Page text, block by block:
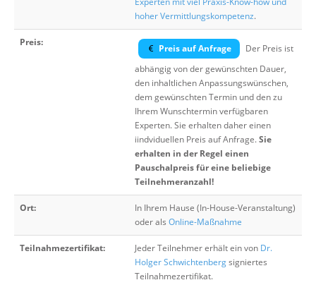
hoher Vermittlungskompetenz.
Preis:
Preis auf Anfrage
Der Preis ist
abhängig von der gewünschten Dauer,
den inhaltlichen Anpassungswünschen,
dem gewünschten Termin und den zu
Ihrem Wunschtermin verfügbaren
Experten. Sie erhalten daher einen
iindviduellen Preis auf Anfrage.Sie
erhalten in der Regel einen
Pauschalpreis für eine beliebige
Teilnehmeranzahl!
Ort:
In Ihrem Hause (In-House-Veranstaltung)
oder als Online-Maßnahme
Teilnahmezertifikat: Jeder Teilnehmer erhält ein von Dr.
Holger Schwichtenbergsigniertes
Teilnahmezertifikat.